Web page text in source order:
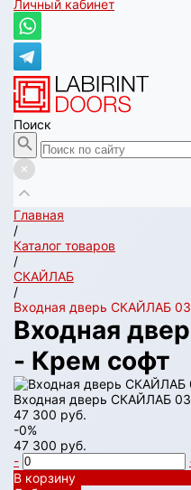
Личный кабинет
Поиск
Главная
/
Каталог товаров
/
СКАЙЛАБ
/
Входная дверь СКАЙЛАБ
Входная
- Крем софт
Входная дверь СКАЙЛАБ
47 300 руб.
-0%
47 300 руб.
-
В корзину